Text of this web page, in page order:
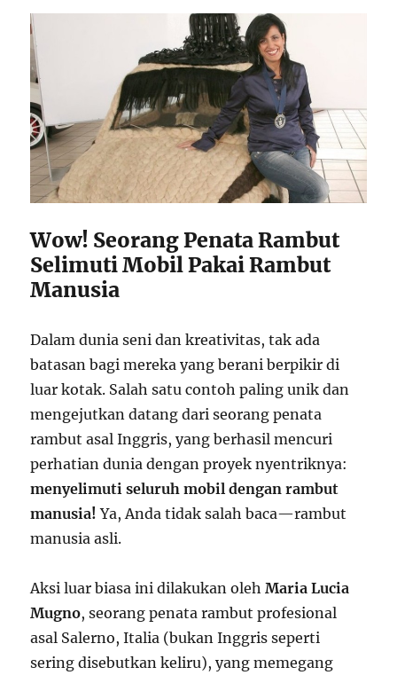
Wow! Seorang Penata Rambut
Selimuti Mobil Pakai Rambut
Manusia
Dalam dunia seni dan kreativitas, tak ada
batasan bagi mereka yang berani berpikir di
luar kotak. Salah satu contoh paling unik dan
mengejutkan datang dari seorang penata
rambut asal Inggris, yang berhasil mencuri
perhatian dunia dengan proyek nyentriknya:
menyelimuti seluruh mobil dengan rambut
manusia! Ya, Anda tidak salah baca—rambut
manusia asli.
Aksi luar biasa ini dilakukan olehMaria Lucia
Mugno, seorang penata rambut profesional
asal Salerno, Italia (bukan Inggris seperti
sering disebutkan keliru), yang memegang